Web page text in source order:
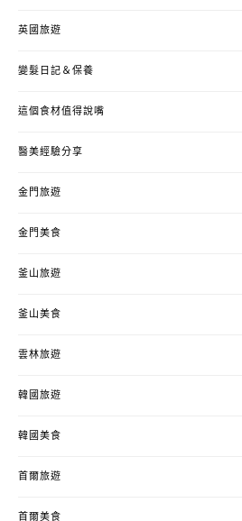
英國旅遊
變髮日記＆保養
這個食材值得說嘴
醫美經驗分享
金門旅遊
金門美食
釜山旅遊
釜山美食
雲林旅遊
韓國旅遊
韓國美食
首爾旅遊
首爾美食